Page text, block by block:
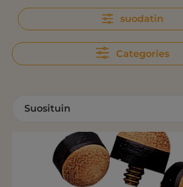
suodatin
Categories